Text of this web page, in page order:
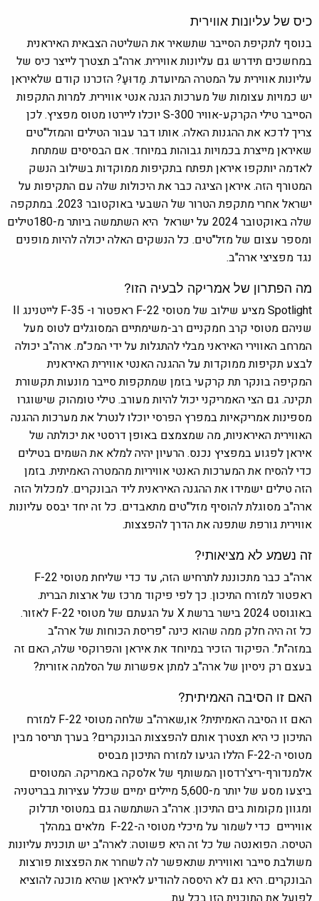
כיס של עליונות אווירית
בנוסף לתקיפת הסייבר שתשאיר את השליטה הצבאית האיראנית
במחשכים תידרש גם עליונות אווירית. ארה"ב תצטרך לייצר כיס של
עליונות אווירית על המטרה המיועדת. מַדוּעַ? הזכרנו קודם שלאיראן
יש כמויות עצומות של מערכות הגנה אנטי אווירית. למרות התקפות
הסייבר טילי הקרקע-אוויר S-300 יוכלו ליירטו מטוס מפציץ. לכן
צריך לדכא את ההגנות האלה. אותו דבר עבור הטילים והמזל"טים
שאיראן מייצרת בכמויות גבוהות במיוחד. אם הבסיסים שמתחת
לאדמה יותקפו איראן תפתח בתקיפות ממוקדות בשילוב הנשק
המטורף הזה. איראן הציגה כבר את היכולות שלה עם התקיפות על
ישראל אחרי מתקפת הטרור של השבעי באוקטובר 2023. במתקפה
שלה באוקטובר 2024 על ישראל היא השתמשה ביותר מ-180טילים
ומספר עצום של מזל"טים. כל הנשקים האלה יכולה להיות מופנים
נגד מפציצי ארה"ב.
מה הפתרון של אמריקה לבעיה הזו?
Spotlight מציע שילוב של מטוסי F-22 ראפטור ו-F-35 לייטנינג II
שניהם מטוסי קרב חמקניים רב-משימתיים המסוגלים לטוס מעל
המרחב האווירי האיראני מבלי להתגלות על ידי המכ"מ. ארה"ב יכולה
לבצע תקיפות ממוקדות על ההגנה האנטי אווירית האיראנית
המקיפה בונקר תת קרקעי בזמן שמתקפות סייבר מונעות תקשורת
תקינה. גם הצי האמריקני יכול להיות מעורב. טילי טומהוק שישוגרו
מספינות אמריקאיות במפרץ הפרסי יוכלו לנטרל את מערכות ההגנה
האווירית האיראניות, מה שמצמצם באופן דרסטי את יכולתה של
איראן לפגוע במפציץ נכנס. הרעיון יהיה למלא את השמים בטילים
כדי להסיח את המערכות האנטי אוויריות מהמטרה האמיתית. בזמן
הזה טילים ישמידו את ההגנה האיראנית ליד הבונקרים. למכלול הזה
ארה"ב מסוגלת להוסיף מזל"טים מתאבדים. כל זה יחד יבסס עליונות
אווירית גורפת שתפנה את הדרך להפצצות.
זה נשמע לא מציאותי?
ארה"ב כבר מתכוננת לתרחיש הזה, עד כדי שליחת מטוסיF-22
ראפטורלמזרח התיכון. כך לפי פיקוד מרכז של ארצות הברית.
באוגוסט 2024 בישר ברשת X על הגעתם של מטוסי F-22 לאזור.
כל זה היה חלק ממה שהוא כינה "פריסת הכוחות של ארה"ב
במזה"ת". הפיקוד הזכיר במיוחד את איראן והפרוקסי שלה, האם זה
בעצם רק ניסיון של ארה"ב למתן אפשרות של הסלמה אזורית?
האם זו הסיבה האמיתית?
האם זו הסיבה האמיתית? או,שארה"ב שלחה מטוסי F-22 למזרח
התיכון כי היא תצטרך אותם להפצצות הבונקרים? בערך תריסר מבין
מטוסי ה-F-22 הללו הגיעו למזרח התיכון מבסיס
אלמנדורף-ריצ'רדסון המשותף של אלסקה באמריקה. המטוסים
ביצעו מסע של יותר מ-5,600 מיילים ימיים שכלל עצירות בבריטניה
ומגוון מקומות בים התיכון. ארה"ב השתמשה גם במטוסי תדלוק
אוויריים כדי לשמור על מיכלי מטוסי ה-F-22 מלאים במהלך
הטיסה. הפואנטה של ​​כל זה היא פשוטה: לארה"ב יש תוכנית עליונות
משולבת סייבר ואווירית שתאפשר לה לשחרר את הפצצות פורצות
הבונקרים. היא גם לא היססה להודיע ​​לאיראן שהיא מוכנה להוציא